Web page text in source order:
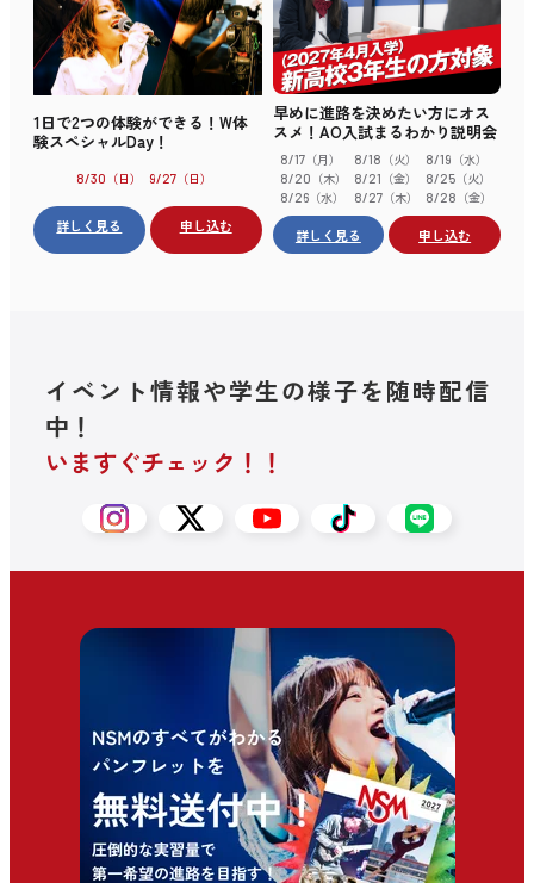
1日で2つの体験ができる！W体
験スペシャルDay！
8/30 （日） 9/27（日）
詳しく見る 申し込む
早めに進路を決めたい方にオス
スメ！AO入試まるわかり説明会
8/17 （月） 8/18 （火） 8/19 （水）
8/20 （木） 8/21 （金） 8/25 （火）
8/26 （水） 8/27 （木） 8/28 （金）
詳しく見る 申し込む
イベント情報や学生の様子を随時配信
中！
いますぐチェック！！